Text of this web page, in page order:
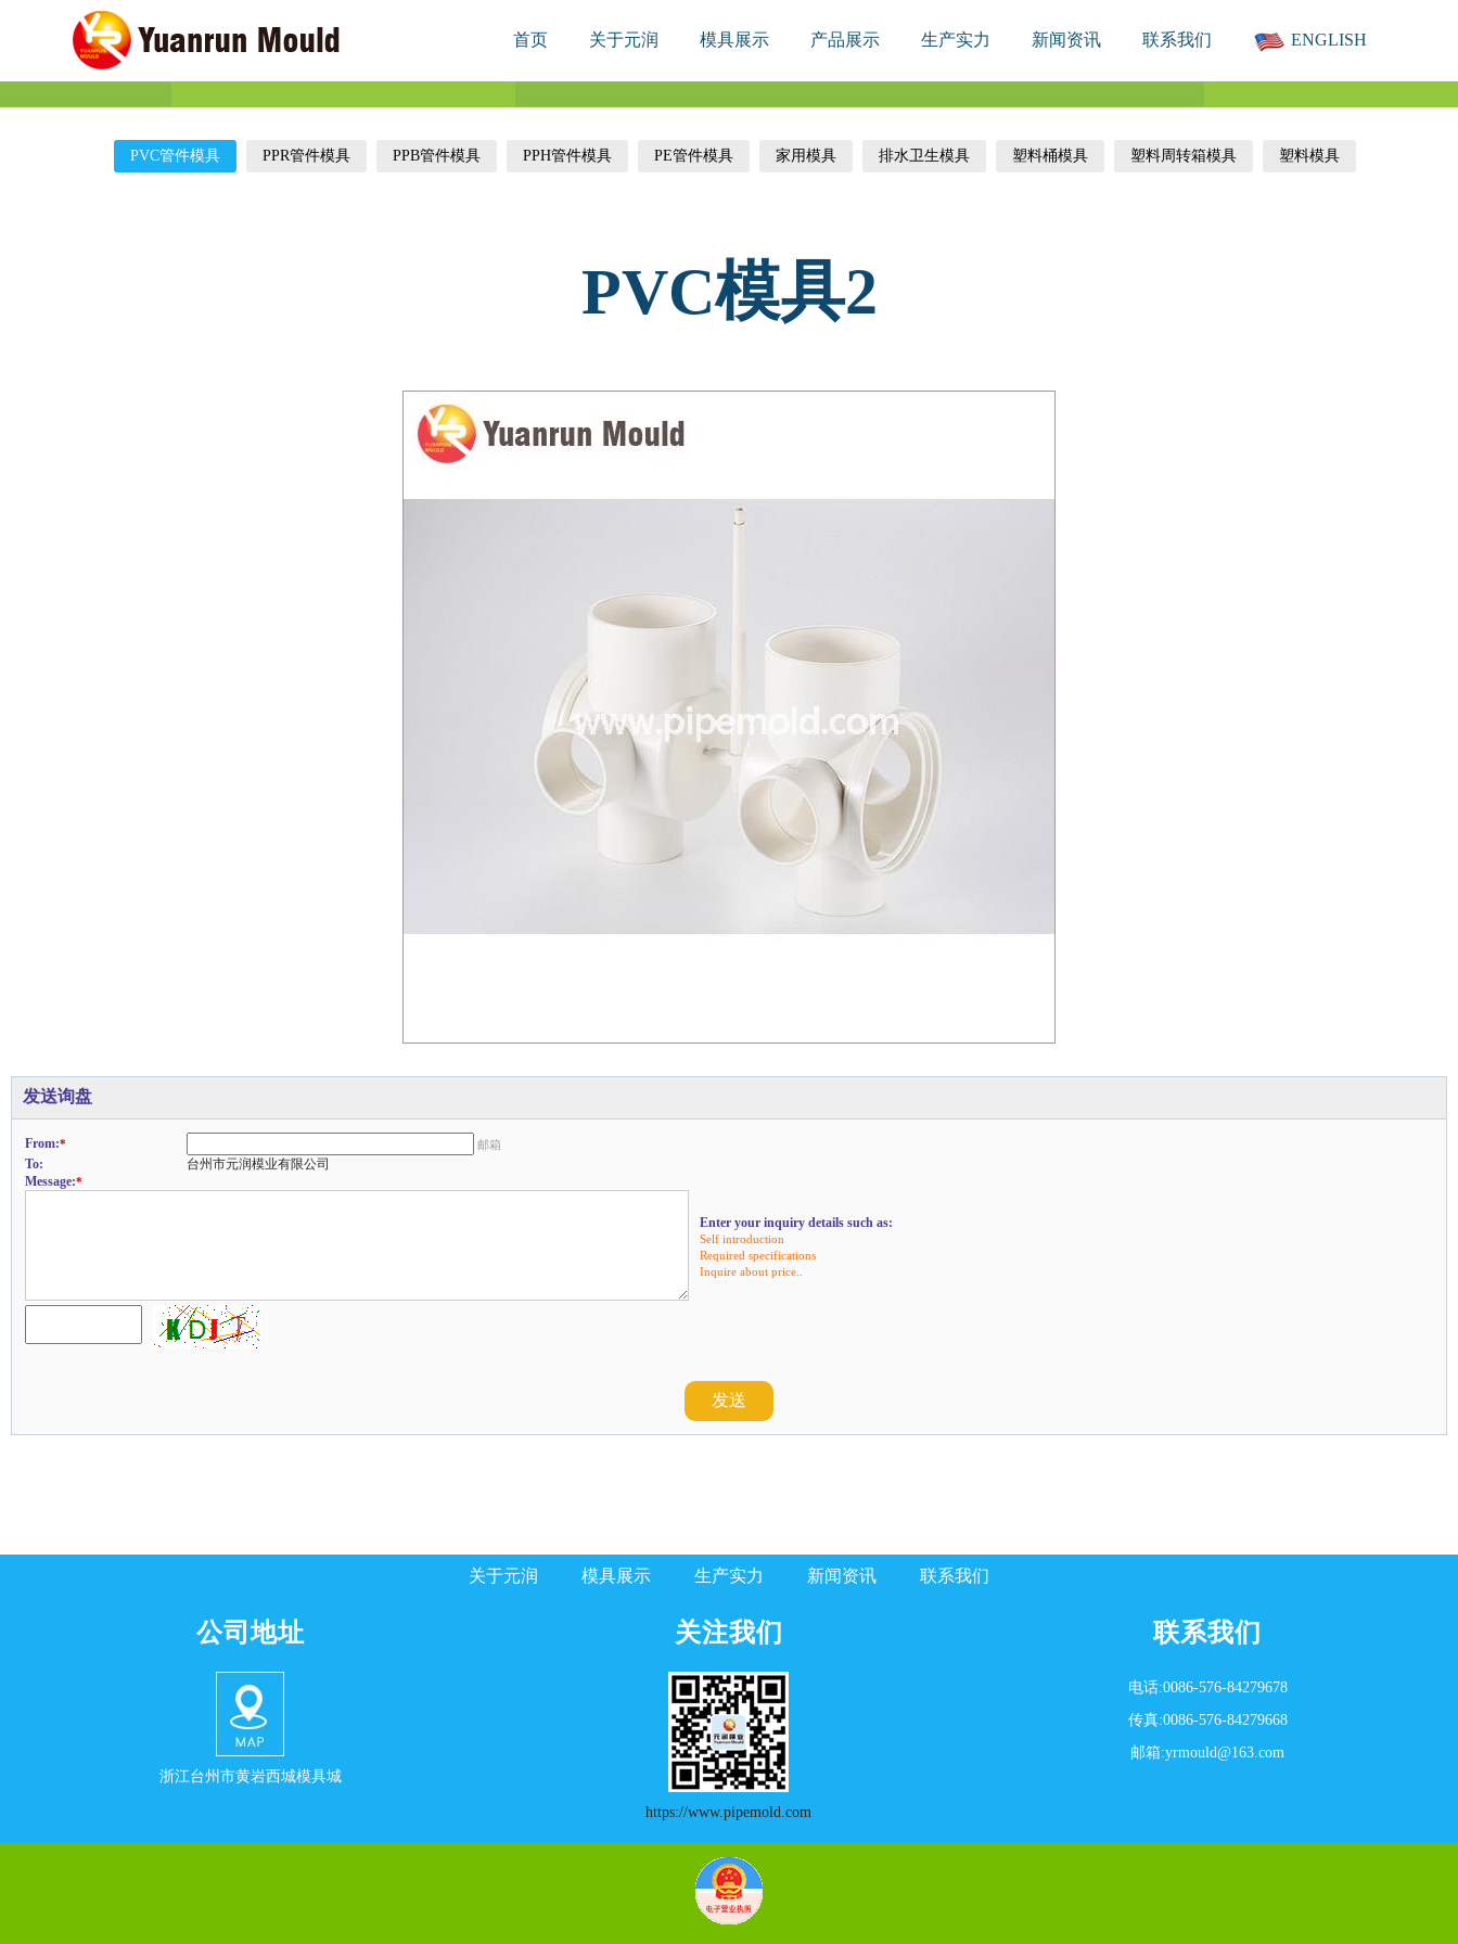
首页 关于元润 模具展示 产品展示 生产实力 新闻资讯 联系我们 ENGLISH
PVC管件模具 PPR管件模具 PPB管件模具 PPH管件模具 PE管件模具 家用模具 排水卫生模具 塑料桶模具 塑料周转箱模具 塑料模具
PVC模具2
发送询盘
From:* 邮箱
To:
台州市元润模业有限公司
Message:*
Enter your inquiry details such as:
Self introduction
Required specifications
Inquire about price..
发送
关于元润 模具展示 生产实力 新闻资讯 联系我们
公司地址
浙江台州市黄岩西城模具城
关注我们
https://www.pipemold.com
联系我们
电话:0086-576-84279678
传真:0086-576-84279668
邮箱:yrmould@163.com